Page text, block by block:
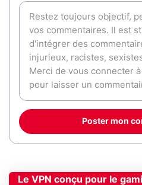
Poster mon
Le VPN conçu pour le